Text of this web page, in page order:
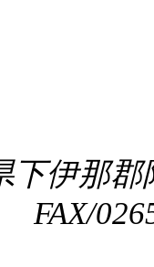
下伊那
FAX/